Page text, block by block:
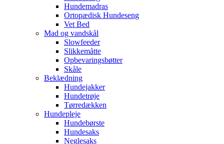
Hundemadras
Ortopædisk Hundeseng
Vet Bed
Mad og vandskål
Slowfeeder
Slikkemåtte
Opbevaringsbøtter
Skåle
Beklædning
Hundejakker
Hundetrøje
Tørredækken
Hundepleje
Hundebørste
Hundesaks
Neglesaks